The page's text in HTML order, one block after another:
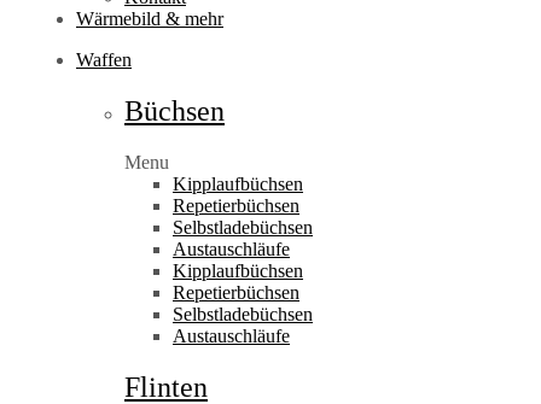
Wärmebild & mehr
Waffen
Büchsen
Menu
Kipplaufbüchsen
Repetierbüchsen
Selbstladebüchsen
Austauschläufe
Kipplaufbüchsen
Repetierbüchsen
Selbstladebüchsen
Austauschläufe
Flinten